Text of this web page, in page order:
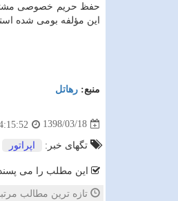
حفظ حریم خصوصی
این مؤلفه بومی شده
منبع: رهاتل
1398/03/18
تگهای خبر: اپراتور
این مطلب را می
تازه ترین مطالب